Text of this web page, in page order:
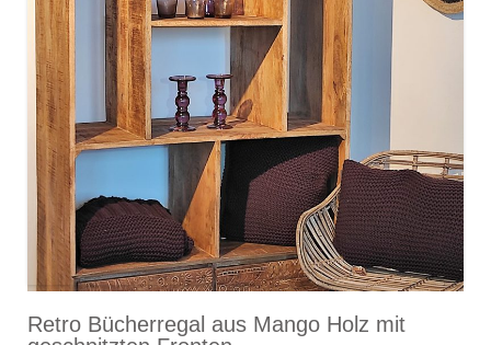
Retro Bücherregal aus Mango Holz mit